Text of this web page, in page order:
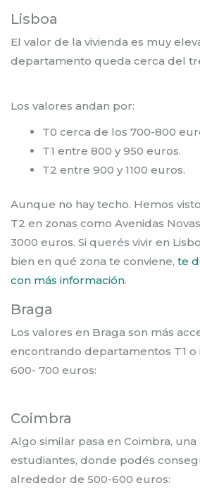
Lisboa
El valor de la vivienda es muy
departamento queda cerca del
Los valores andan por:
T0 cerca de los 700-800
T1 entre 800 y 950 euros.
T2 entre 900 y 1100 euros.
Aunque no hay techo. Hemos
T2 en zonas como Avenidas
3000 euros. Si querés vivir en
bien en qué zona te conviene, te
con más información.
Braga
Los valores en Braga son más
encontrando departamentos T1 o
600- 700 euros:
Coimbra
Algo similar pasa en Coimbra,
estudiantes, donde podés
alrededor de 500-600 euros: